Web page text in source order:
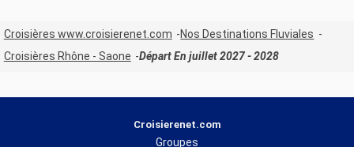
Croisières www.croisierenet.com
Nos Destinations Fluviales
Croisières Rhône - Saone
Départ En juillet 2027 - 2028
Croisierenet.com
Groupes